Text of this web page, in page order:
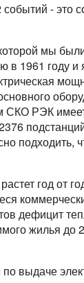
- это
мы
в 1961 году
СКО РЭК
подходить,
год от
дефицит
жилья до
выдаче